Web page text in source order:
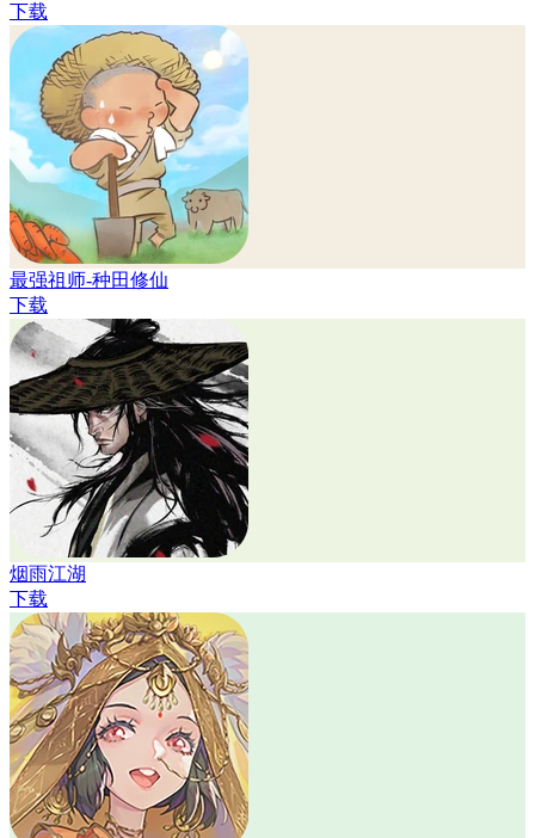
下载
最强祖师-种田修仙
下载
烟雨江湖
下载